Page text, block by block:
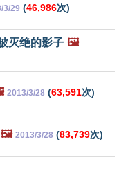
3/29 (46,986次)
灭绝的影子 🖼️
2013/3/28 (63,591次)
🖼️ 2013/3/28 (83,739次)